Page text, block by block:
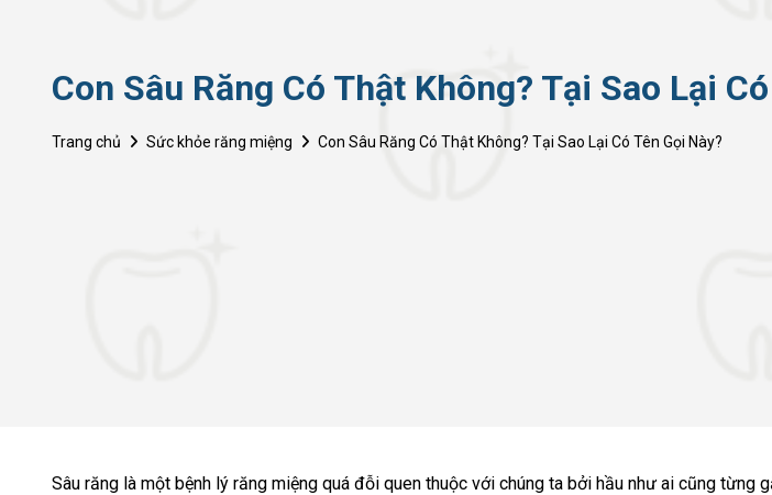
Con Sâu Răng Có Thật Không? Tại Sao Lại
Trang chủ Sức khỏe răng miệng Con Sâu Răng Có Thật Không? Tại Sao Lại Có Tên Gọi Này?
Sâu răng là một bệnh lý răng miệng quá đỗi quen thuộc với chúng ta bởi hầu như ai cũng từng